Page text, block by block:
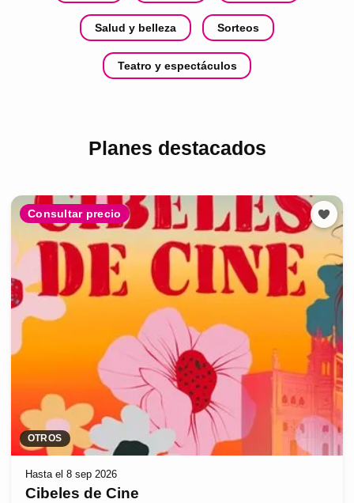
Salud y belleza Sorteos
Teatro y espectáculos
Planes destacados
Consultar precio
OTROS
Hasta el 8 sep 2026
Cibeles de Cine